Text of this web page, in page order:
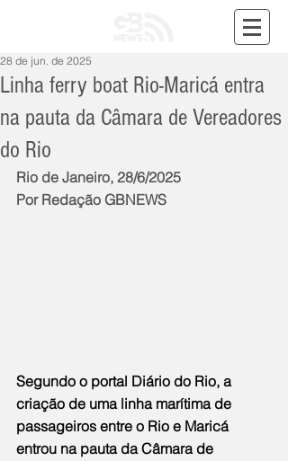
Linha ferry boat Rio-Maricá entra
na pauta da Câmara de Vereadores
do Rio
28 de jun. de 2025
Rio de Janeiro, 28/6/2025
Por Redação GBNEWS
Segundo o portal Diário do Rio, a
criação de uma linha marítima de
passageiros entre o Rio e Maricá
entrou na pauta da Câmara de